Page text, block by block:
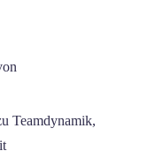
Teamdynamik,